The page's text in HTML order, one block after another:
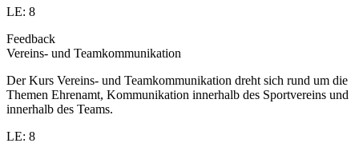
LE: 8
Feedback
Vereins- und Teamkommunikation
Der Kurs Vereins- und Teamkommunikation dreht sich rund um die
Themen Ehrenamt, Kommunikation innerhalb des Sportvereins und
innerhalb des Teams.
LE: 8